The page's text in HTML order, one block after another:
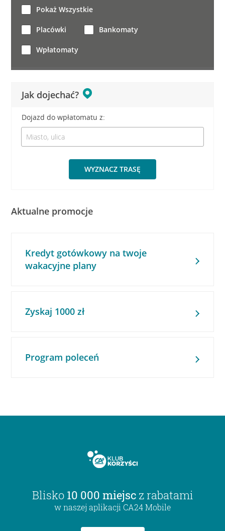
Jak dojechać?
Dojazd do wpłatomatu z:
WYZNACZ TRASĘ
Pokaż Wszystkie
Placówki Bankomaty
Wpłatomaty
Aktualne promocje
Kredyt gotówkowy na twoje
wakacyjne plany
Zyskaj 1000 zł
Program poleceń
Blisko 10 000 miejsc z rabatami
w naszej aplikacji CA24 Mobile